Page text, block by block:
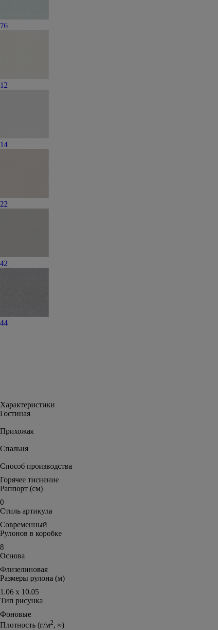
76
12
14
22
42
44
Характеристики
Гостиная
Прихожая
Спальня
Способ производства
Горячее тиснение
Раппорт (см)
0
Стиль артикула
Современный
Рулонов в коробке
8
Основа
Флизелиновая
Размеры рулона (м)
1.06 х 10.05
Тип рисунка
Фоновые
Плотность (г/м2, ≈)